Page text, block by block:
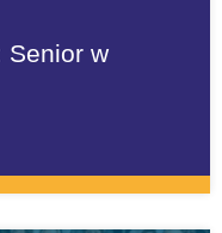
Senior w